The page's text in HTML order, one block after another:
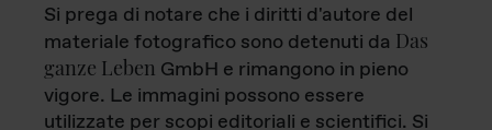
Si prega di notare che i diritti d'autore del
materiale fotografico sono detenuti da Das
ganze Leben GmbH e rimangono in pieno
vigore. Le immagini possono essere
utilizzate per scopi editoriali e scientifici. Si